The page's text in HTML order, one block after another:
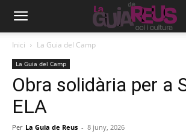
Inici La Guia del Camp
La Guia del Camp
Obra solidària per a
ELA
Per La Guia de Reus - 8 juny, 2026